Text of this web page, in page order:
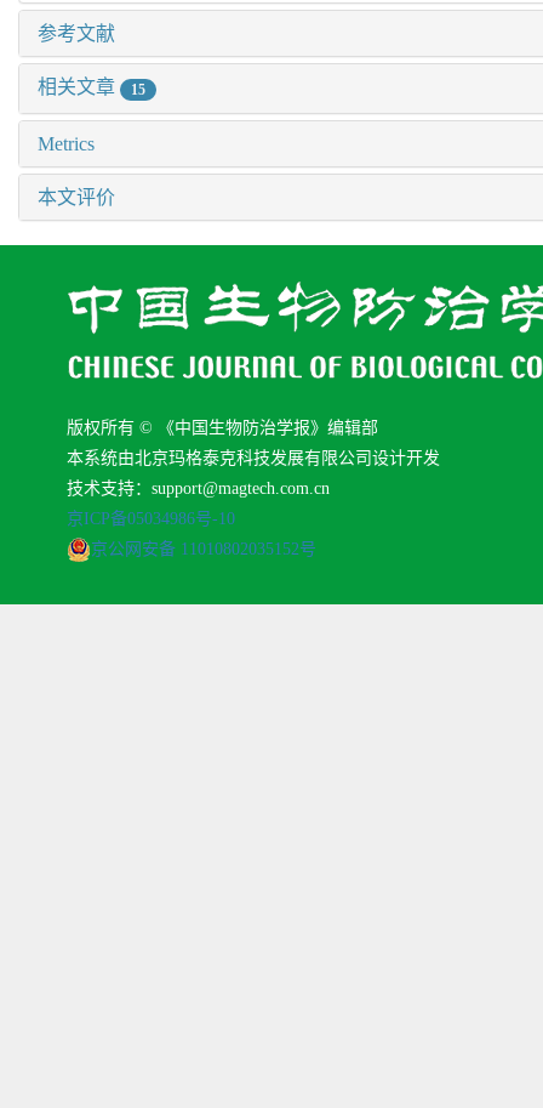
参考文献
相关文章 15
Metrics
本文评价
版权所有 © 《中国生物防治学报》编辑部
本系统由北京玛格泰克科技发展有限公司设计开发
技术支持：support@magtech.com.cn
京ICP备05034986号-10
京公网安备 11010802035152号